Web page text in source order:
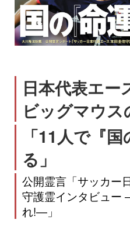
日本代表エー
ビッグマウス
「11人で『
る」
公開霊言「サッカー
守護霊インタビュー
れ!―」